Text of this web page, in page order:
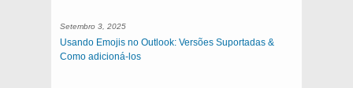
Setembro 3, 2025
Usando Emojis no Outlook: Versões Suportadas &
Como adicioná-los